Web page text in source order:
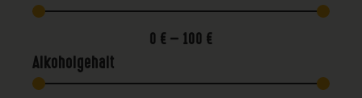
0 € — 100 €
Alkoholgehalt